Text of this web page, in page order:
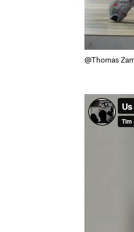
@Thomas